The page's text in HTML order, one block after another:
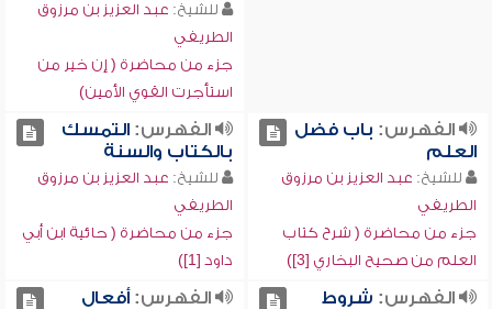
للشيخ: عبد العزيز بن مرزوق
الطريفي
جزء من محاضرة ( إن خير من
استأجرت القوي الأمين)
الفهرس: باب فضل
العلم
للشيخ: عبد العزيز بن مرزوق
الطريفي
جزء من محاضرة ( شرح كتاب
العلم من صحيح البخاري [3])
الفهرس:التمسك
بالكتاب والسنة
للشيخ: عبد العزيز بن مرزوق
الطريفي
جزء من محاضرة ( حائية ابن أبي
داود [1])
الفهرس: شروط
الفهرس:أفعال